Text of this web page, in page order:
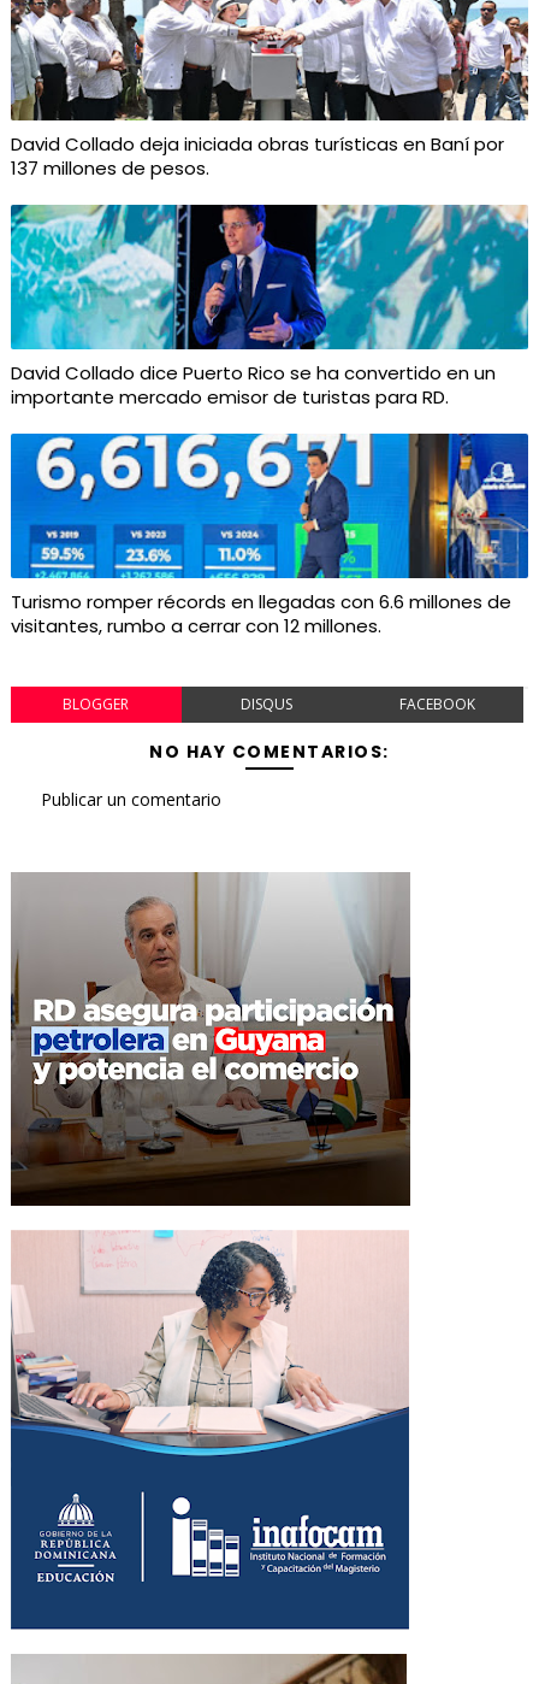
David Collado deja iniciada obras turísticas en Baní por
137 millones de pesos.
David Collado dice Puerto Rico se ha convertido en un
importante mercado emisor de turistas para RD.
Turismo romper récords en llegadas con 6.6 millones de
visitantes, rumbo a cerrar con 12 millones.
BLOGGER DISQUS FACEBOOK
NO HAY COMENTARIOS:
Publicar un comentario